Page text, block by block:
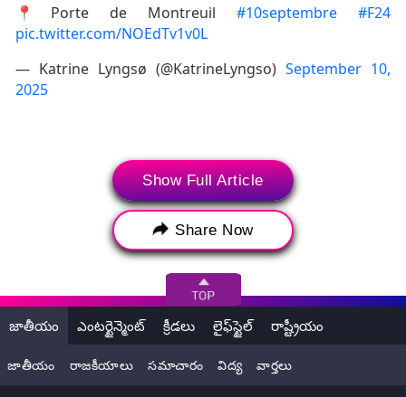
📍Porte de Montreuil #10septembre
#F24
pic.twitter.com/NOEdTv1v0L
— Katrine Lyngsø (@KatrineLyngso) September 10,
2025
(ట్విట్టర్, ఇన్‌స్టాగ్రామ్ మరియు యూట్యూబ్‌తో సహా సోషల్ మీడియా
ప్రపంచం నుండి సరికొత్త బ్రేకింగ్ న్యూస్, వైరల్ వార్తలకు సంబంధించిన
Show Full Article
Share Now
జాతీయం ఎంటర్టైన్మెంట్ క్రీడలు లైఫ్‌స్టైల్ రాష్ట్రీయం
జాతీయం రాజకీయాలు సమాచారం విద్య వార్తలు